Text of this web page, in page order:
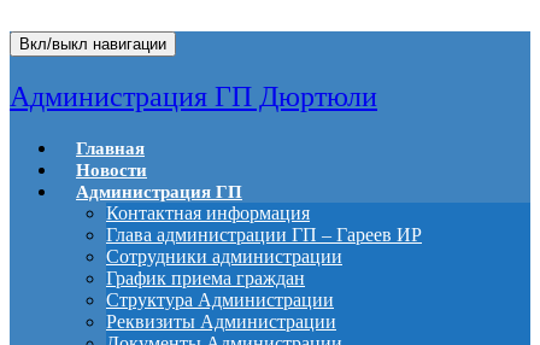
Вкл/выкл навигации
Администрация ГП Дюртюли
Главная
Новости
Администрация ГП
Контактная информация
Глава администрации ГП – Гареев ИР
Сотрудники администрации
График приема граждан
Структура Администрации
Реквизиты Администрации